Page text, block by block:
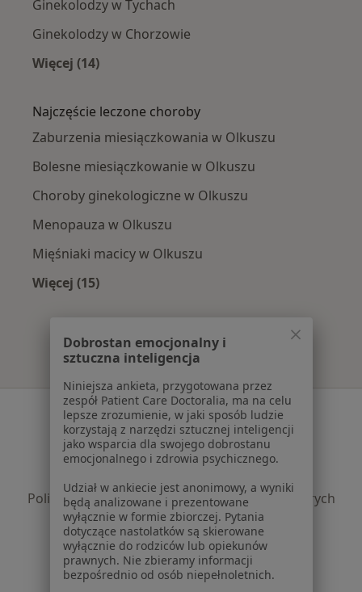
Ginekolodzy w Tychach
Ginekolodzy w Chorzowie
Więcej (14)
Najczęście leczone choroby
Zaburzenia miesiączkowania w Olkuszu
Bolesne miesiączkowanie w Olkuszu
Choroby ginekologiczne w Olkuszu
Menopauza w Olkuszu
Mięśniaki macicy w Olkuszu
Więcej (15)
Serwis
Regulamin
Polityka prywatności pacjentów
Polityka prywatności profesjonalistów
Polityka prywatności dla profesjonalistów, których
dane pozyskaliśmy samodzielnie
Polityka cookies
Jak działają wyniki wyszukiwania
Dostępność
Dobrostan emocjonalny i
sztuczna inteligencja
Niniejsza ankieta, przygotowana przez
zespół Patient Care Doctoralia, ma na celu
lepsze zrozumienie, w jaki sposób ludzie
korzystają z narzędzi sztucznej inteligencji
jako wsparcia dla swojego dobrostanu
emocjonalnego i zdrowia psychicznego.
Udział w ankiecie jest anonimowy, a wyniki
będą analizowane i prezentowane
wyłącznie w formie zbiorczej. Pytania
dotyczące nastolatków są skierowane
wyłącznie do rodziców lub opiekunów
prawnych. Nie zbieramy informacji
bezpośrednio od osób niepełnoletnich.